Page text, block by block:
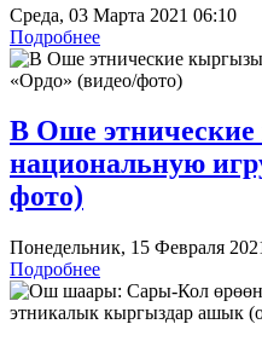
Среда, 03 Марта 2021 06:10
Подробнее
В Оше
национальную
фото)
Понедельник, 15 Февраля
Подробнее